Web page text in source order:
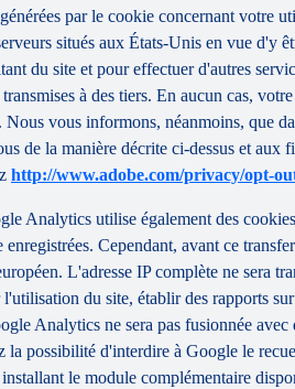
par le cookie concernant votre
situés aux États-Unis en vue d'y
du site et pour effectuer d'autres
à des tiers. En aucun cas,
vous informons, néanmoins, que
de la manière décrite ci-dessus et
http://www.adobe.com/privacy/opt-
utilise également des
Cependant, avant ce
L'adresse IP complète ne sera
du site, établir des rapports
Analytics ne sera pas fusionnée
possibilité d'interdire à Google le
le module complémentaire